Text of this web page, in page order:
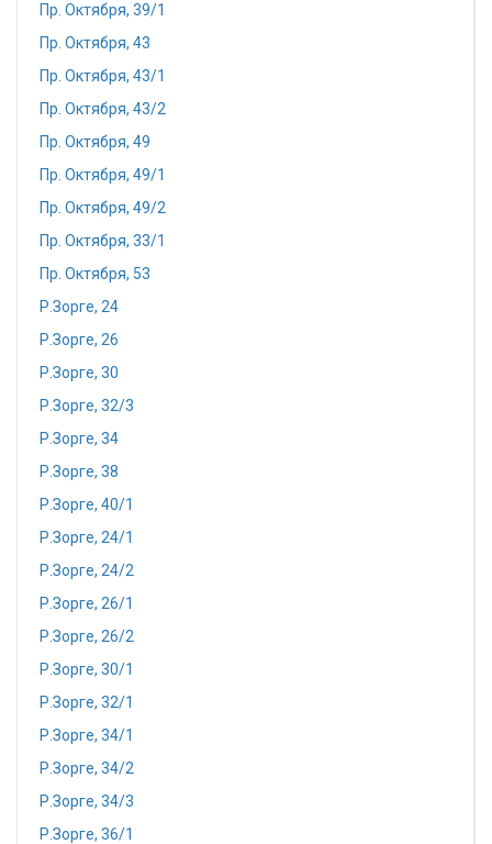
Пр. Октября, 39/1
Пр. Октября, 43
Пр. Октября, 43/1
Пр. Октября, 43/2
Пр. Октября, 49
Пр. Октября, 49/1
Пр. Октября, 49/2
Пр. Октября, 33/1
Пр. Октября, 53
Р.Зорге, 24
Р.Зорге, 26
Р.Зорге, 30
Р.Зорге, 32/3
Р.Зорге, 34
Р.Зорге, 38
Р.Зорге, 40/1
Р.Зорге, 24/1
Р.Зорге, 24/2
Р.Зорге, 26/1
Р.Зорге, 26/2
Р.Зорге, 30/1
Р.Зорге, 32/1
Р.Зорге, 34/1
Р.Зорге, 34/2
Р.Зорге, 34/3
Р.Зорге, 36/1